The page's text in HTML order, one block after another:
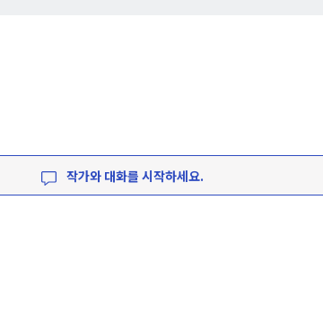
작가와 대화를 시작하세요.